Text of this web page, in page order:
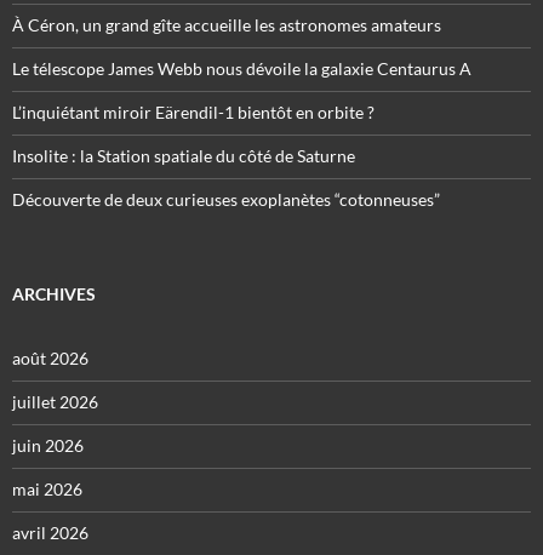
À Céron, un grand gîte accueille les astronomes amateurs
Le télescope James Webb nous dévoile la galaxie Centaurus A
L’inquiétant miroir Eärendil-1 bientôt en orbite ?
Insolite : la Station spatiale du côté de Saturne
Découverte de deux curieuses exoplanètes “cotonneuses”
ARCHIVES
août 2026
juillet 2026
juin 2026
mai 2026
avril 2026